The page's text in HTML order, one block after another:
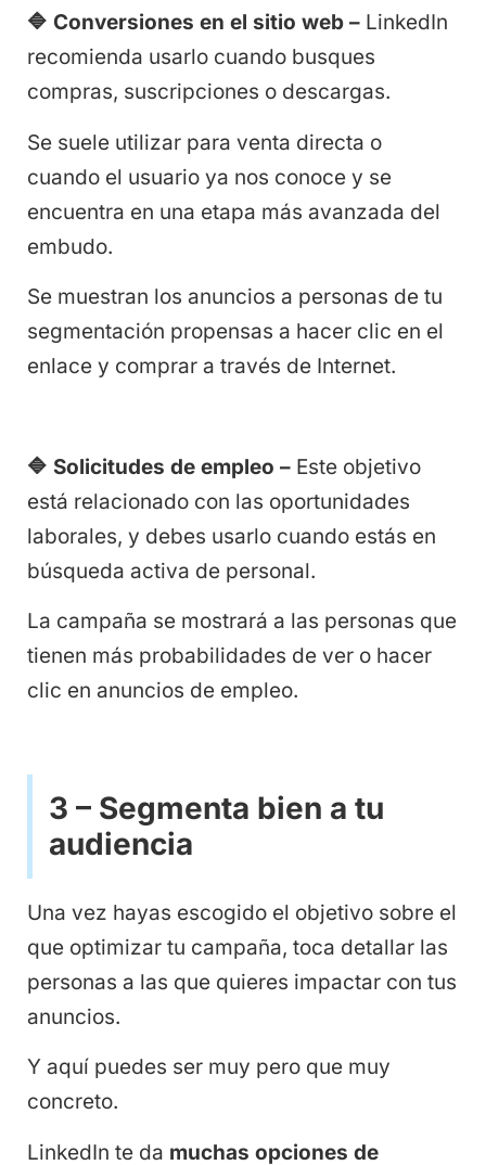
🔷 Conversiones en el sitio web – LinkedIn
recomienda usarlo cuando busques
compras, suscripciones o descargas.
Se suele utilizar para venta directa o
cuando el usuario ya nos conoce y se
encuentra en una etapa más avanzada del
embudo.
Se muestran los anuncios a personas de tu
segmentación propensas a hacer clic en el
enlace y comprar a través de Internet.
🔷 Solicitudes de empleo – Este objetivo
está relacionado con las oportunidades
laborales, y debes usarlo cuando estás en
búsqueda activa de personal.
La campaña se mostrará a las personas que
tienen más probabilidades de ver o hacer
clic en anuncios de empleo.
3 – Segmenta bien a tu
audiencia
Una vez hayas escogido el objetivo sobre el
que optimizar tu campaña, toca detallar las
personas a las que quieres impactar con tus
anuncios.
Y aquí puedes ser muy pero que muy
concreto.
LinkedIn te da muchas opciones de